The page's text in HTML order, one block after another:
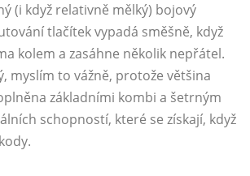
(i když relativně mělký) bojový
tlačítek vypadá směšně, když
kolem a zasáhne několik nepřátel.
myslím to vážně, protože většina
základními kombi a šetrným
schopností, které se získají, když